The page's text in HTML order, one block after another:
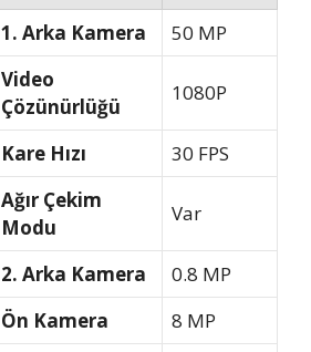
1. Arka Kamera
50 MP
Video
Çözünürlüğü
1080P
Kare Hızı
30 FPS
Ağır Çekim
Modu
Var
2. Arka Kamera
0.8 MP
Ön Kamera
8 MP